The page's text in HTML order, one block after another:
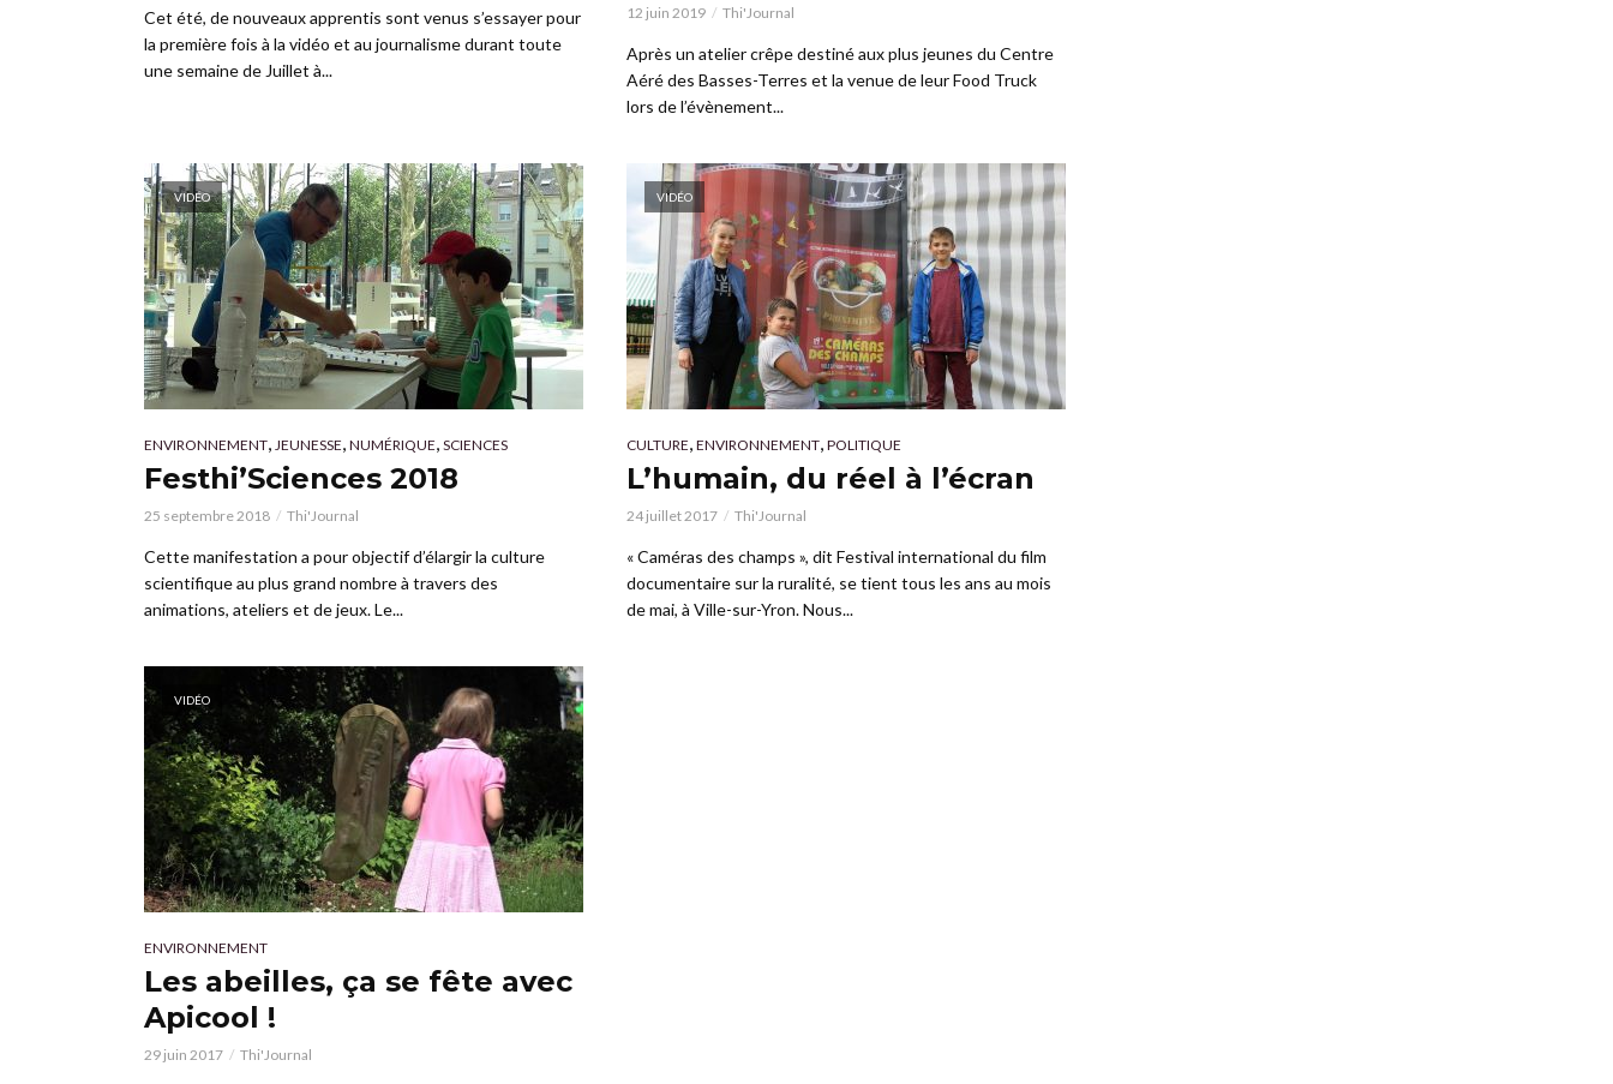
Cet été, de nouveaux apprentis sont venus s’essayer pour
la première fois à la vidéo et au journalisme durant toute
une semaine de Juillet à...
12 juin 2019 Thi'Journal
Après un atelier crêpe destiné aux plus jeunes du Centre
Aéré des Basses-Terres et la venue de leur Food Truck
lors de l’évènement...
VIDÉO
ENVIRONNEMENT, JEUNESSE, NUMÉRIQUE, SCIENCES
Festhi’Sciences 2018
25 septembre 2018 Thi'Journal
Cette manifestation a pour objectif d’élargir la culture
scientifique au plus grand nombre à travers des
animations, ateliers et de jeux. Le...
VIDÉO
CULTURE, ENVIRONNEMENT, POLITIQUE
L’humain, du réel à l’écran
24 juillet 2017 Thi'Journal
« Caméras des champs », dit Festival international du film
documentaire sur la ruralité, se tient tous les ans au mois
de mai, à Ville-sur-Yron. Nous...
VIDÉO
ENVIRONNEMENT
Les abeilles, ça se fête avec
Apicool !
29 juin 2017 Thi'Journal